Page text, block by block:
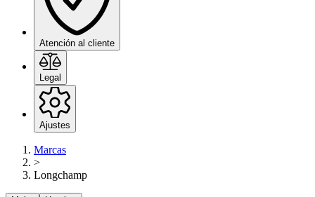
Atención al cliente
Legal
Ajustes
Marcas
>
Longchamp